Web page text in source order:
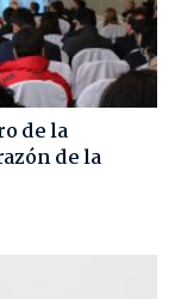
de la
de la